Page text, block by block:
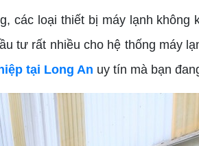
loại thiết bị máy lạnh không
tư rất nhiều cho hệ thống máy
tại Long An uy tín mà bạn